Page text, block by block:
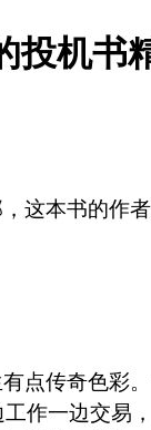
投机书
这本书的作
点传奇色彩
作一边交易